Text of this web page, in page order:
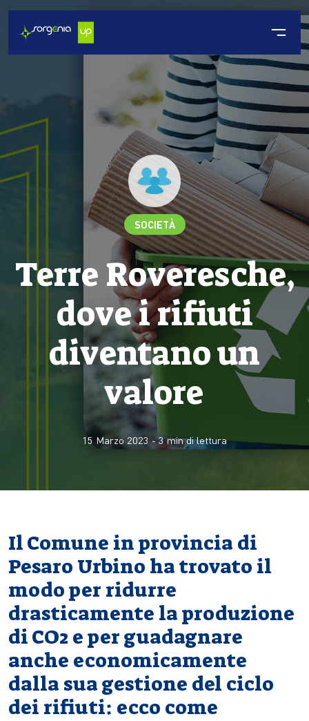
SOCIETÀ
Terre Roveresche,
dove i rifiuti
diventano un
valore
15 Marzo 2023 -3min di lettura
Il Comune in provincia di
Pesaro Urbino ha trovato il
modo per ridurre
drasticamente la produzione
di CO2 e per guadagnare
anche economicamente
dalla sua gestione del ciclo
dei rifiuti: ecco come